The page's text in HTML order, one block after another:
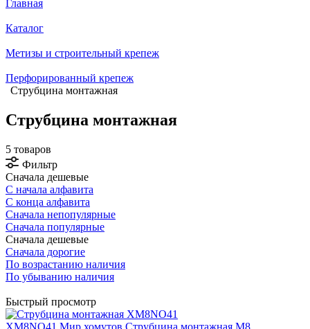
Главная
Каталог
Метизы и строительный крепеж
Перфорированный крепеж
Струбцина монтажная
Струбцина монтажная
5 товаров
Фильтр
Сначала дешевые
С начала алфавита
С конца алфавита
Сначала непопулярные
Сначала популярные
Сначала дешевые
Сначала дорогие
По возрастанию наличия
По убыванию наличия
Быстрый просмотр
XМ8NO41 Мир хомутов Струбцина монтажная М8